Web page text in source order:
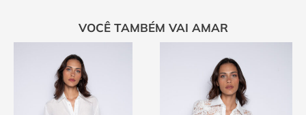
VOCÊ TAMBÉM VAI AMAR